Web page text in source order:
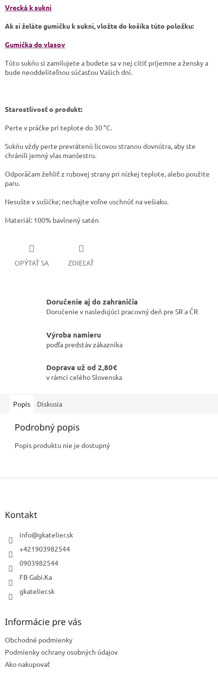
Vrecká k sukni
Ak si želáte gumičku k sukni, vložte do košíka túto položku:
Gumička do vlasov
Túto sukňu si zamilujete a budete sa v nej cítiť prijemne a žensky a
bude neoddeliteľnou súčasťou Vašich dní.
Starostlivosť o produkt:
​Perte v práčke pri teplote do 30 °C.
​Sukňu vždy perte prevrátenú lícovou stranou dovnútra, aby ste
chránili jemný vlas manšestru.
​​Odporäčam žehliť z rubovej strany pri nízkej teplote, alebo použite
paru.
​Nesušte v sušičke; nechajte voľne uschnúť na vešiaku.
Materiál: 100% bavlnený satén
OPÝTAŤ SA ZDIEĽAŤ
Doručenie aj do zahraničia
Doručenie v nasledujúci pracovný deň pre SR a ČR
Výroba namieru
podľa predstáv zákazníka
Doprava už od 2,80€
v rámci celého Slovenska
Popis Diskusia
Podrobný popis
Popis produktu nie je dostupný
Z
Kontakt
info@gkatelier.sk
+421903982544
0903982544
FB Gabi.Ka
gkatelier.sk
Informácie pre vás
Obchodné podmienky
Podmienky ochrany osobných údajov
Ako nakupovať